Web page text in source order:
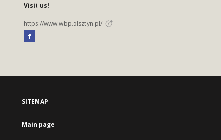
Visit us!
https://www.wbp.olsztyn.pl/
SITEMAP
Main page